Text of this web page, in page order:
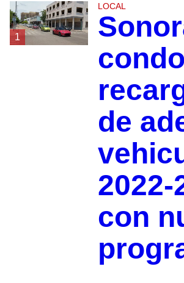
1
LOCAL
de
2022-
con